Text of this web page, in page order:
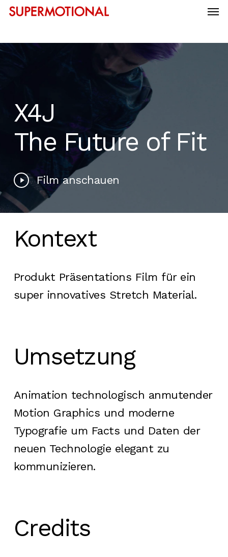
X4J
The Future of Fit
Film anschauen
Kontext
Produkt Präsentations Film für ein
super innovatives Stretch Material.
Umsetzung
Animation technologisch anmutender
Motion Graphics und moderne
Typografie um Facts und Daten der
neuen Technologie elegant zu
kommunizieren.
Credits